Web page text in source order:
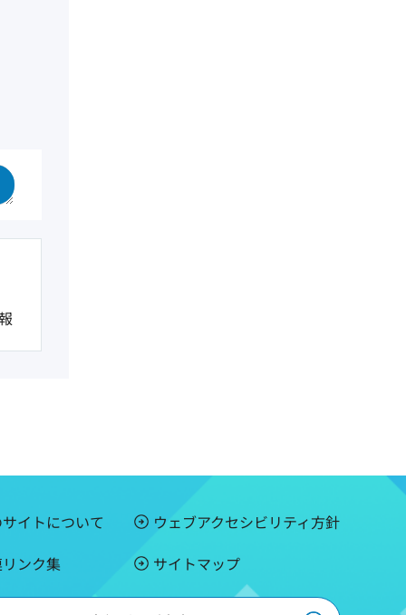
イトについて
ウェブアクセシビリティ方針
ンク集
サイトマップ